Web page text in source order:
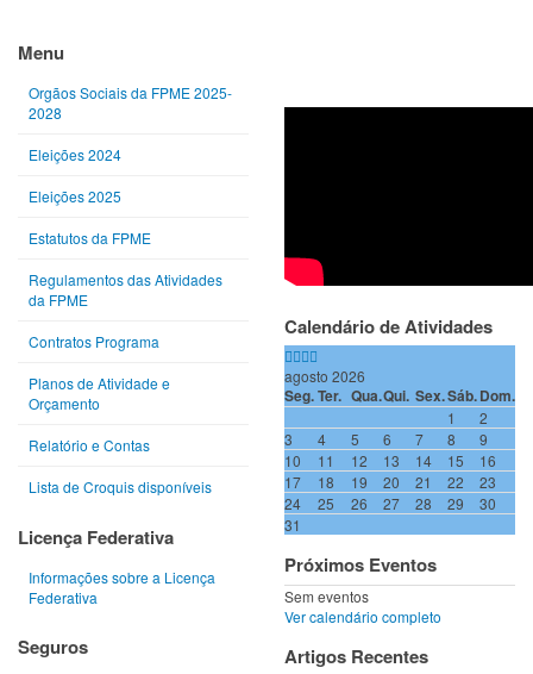
Menu
Orgãos Sociais da FPME 2025-
2028
Eleições 2024
Eleições 2025
Estatutos da FPME
Regulamentos das Atividades
da FPME
Contratos Programa
Planos de Atividade e
Orçamento
Relatório e Contas
Lista de Croquis disponíveis
Licença Federativa
Informações sobre a Licença
Federativa
Seguros
Calendário de Atividades
agosto 2026
Seg.Ter. Qua.Qui. Sex.Sáb.Dom.
1
2
3
4 5 6 7 8
9
10
11 12 13 14 15
16
17
18 19 20 21 22
23
24
25 26 27 28 29
30
31
Próximos Eventos
Sem eventos
Ver calendário completo
Artigos Recentes